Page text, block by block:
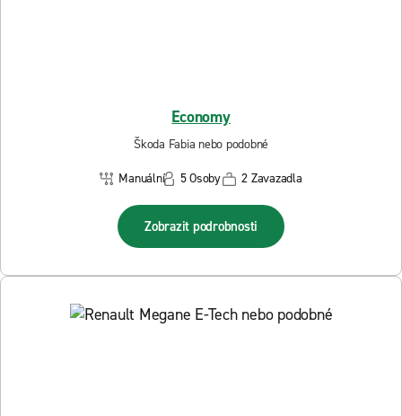
Economy
Škoda Fabia nebo podobné
Manuální
5 Osoby 2 Zavazadla
Zobrazit podrobnosti